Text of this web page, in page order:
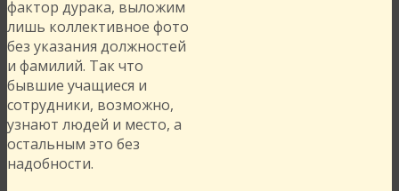
фактор дурака, выложим
лишь коллективное фото
без указания должностей
и фамилий. Так что
бывшие учащиеся и
сотрудники, возможно,
узнают людей и место, а
остальным это без
надобности.